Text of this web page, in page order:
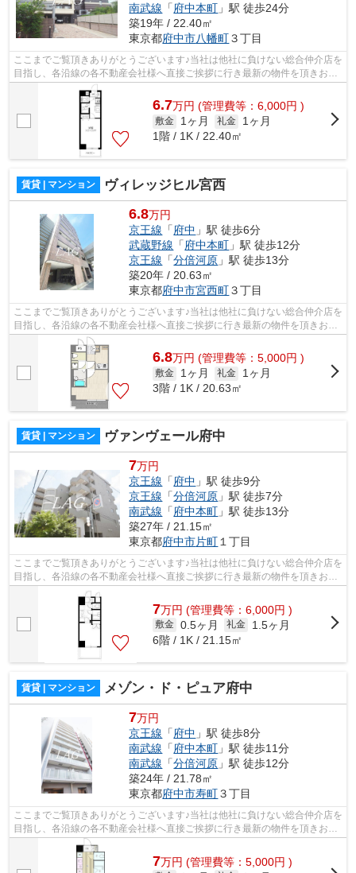
南武線 「府中本町 」駅 徒歩24分
築19年 / 22.40㎡
東京都府中市八幡町３丁目
ここまでご覧頂きありがとうございます♪当社は他社に負けない総合仲介店を
目指し、各沿線の各不動産会社様へ直接ご挨拶に行き最新の物件を頂きお客
様へ提供しております！最新の情報は...
6.7万円 (管理費等：6,000円 )
敷金 1ヶ月 礼金
1ヶ月
1階 / 1K / 22.40㎡
賃貸 | マンション ヴィレッジヒル宮西
6.8万円
京王線 「府中 」駅 徒歩6分
武蔵野線 「府中本町 」駅 徒歩12分
京王線 「分倍河原 」駅 徒歩13分
築20年 / 20.63㎡
東京都府中市宮西町３丁目
ここまでご覧頂きありがとうございます♪当社は他社に負けない総合仲介店を
目指し、各沿線の各不動産会社様へ直接ご挨拶に行き最新の物件を頂きお客
様へ提供しております！最新の情報は...
6.8万円 (管理費等：5,000円 )
敷金 1ヶ月 礼金
1ヶ月
3階 / 1K / 20.63㎡
賃貸 | マンション ヴァンヴェール府中
7万円
京王線 「府中 」駅 徒歩9分
京王線 「分倍河原 」駅 徒歩7分
南武線 「府中本町 」駅 徒歩13分
築27年 / 21.15㎡
東京都府中市片町１丁目
ここまでご覧頂きありがとうございます♪当社は他社に負けない総合仲介店を
目指し、各沿線の各不動産会社様へ直接ご挨拶に行き最新の物件を頂きお客
様へ提供しております！最新の情報は...
7万円 (管理費等：6,000円 )
敷金 0.5ヶ月 礼金
1.5ヶ月
6階 / 1K / 21.15㎡
賃貸 | マンション メゾン・ド・ピュア府中
7万円
京王線 「府中 」駅 徒歩8分
南武線 「府中本町 」駅 徒歩11分
南武線 「分倍河原 」駅 徒歩12分
築24年 / 21.78㎡
東京都府中市寿町３丁目
ここまでご覧頂きありがとうございます♪当社は他社に負けない総合仲介店を
目指し、各沿線の各不動産会社様へ直接ご挨拶に行き最新の物件を頂きお客
様へ提供しております！最新の情報は...
7万円 (管理費等：5,000円 )